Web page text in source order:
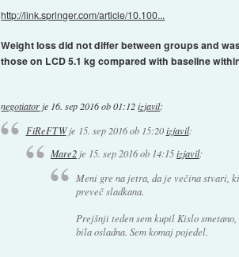
http://link.springer.com/article/10.100...
Weight loss did not differ between groups and
those on LCD 5.1 kg compared with baseline
negotiatorje 16. sep 2016 ob 01:12 izjavil:
FiReFTWje 15. sep 2016 ob 15:20 izjavil:
Mare2je 15. sep 2016 ob 14:15izjavil:
Meni gre na jetra, da je večina stvari,
preveč sladkana.
Prejšnji teden sem kupil Kislo
bila osladna. Sem komaj pojedel.